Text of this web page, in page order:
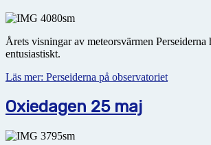
Årets visningar av meteorsvärmen
entusiastiskt.
Läs mer: Perseiderna på observatoriet
Oxiedagen 25 maj